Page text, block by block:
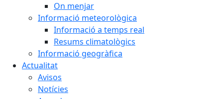
On menjar
Informació meteorològica
Informació a temps real
Resums climatològics
Informació geogràfica
Actualitat
Avisos
Notícies